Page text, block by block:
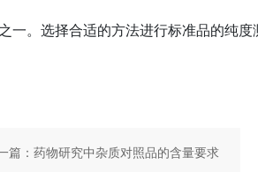
一。选择合适的方法进行标准品的纯度
篇：药物研究中杂质对照品的含量要求